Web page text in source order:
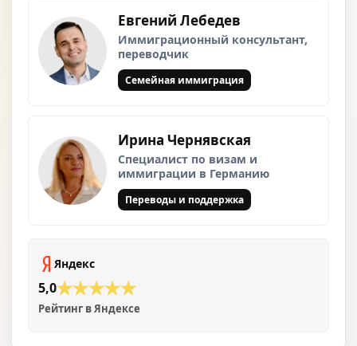
Евгений Лебедев
Иммиграционный консультант,
переводчик
Семейная иммиграция
Ирина Чернявская
Специалист по визам и
иммиграции в Германию
Переводы и поддержка
Яндекс
5,0
Рейтинг в Яндексе